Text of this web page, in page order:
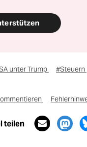
unter Trump #Steuern
teilen